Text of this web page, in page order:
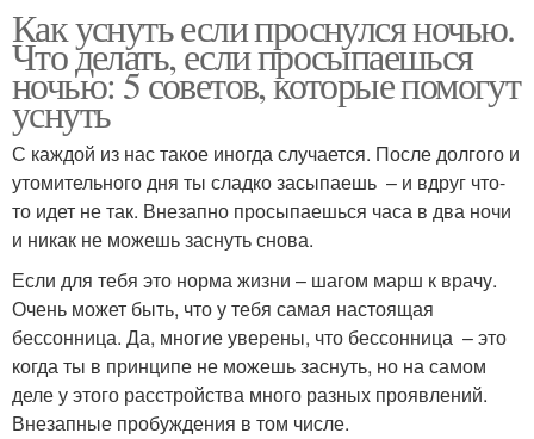
Как уснуть если проснулся ночью.
Что делать, если просыпаешься
ночью: 5 советов, которые помогут
уснуть
С каждой из нас такое иногда случается. После долгого и
утомительного дня ты сладко засыпаешь – и вдруг что-
то идет не так. Внезапно просыпаешься часа в два ночи
и никак не можешь заснуть снова.
Если для тебя это норма жизни – шагом марш к врачу.
Очень может быть, что у тебя самая настоящая
бессонница. Да, многие уверены, что бессонница – это
когда ты в принципе не можешь заснуть, но на самом
деле у этого расстройства много разных проявлений.
Внезапные пробуждения в том числе.